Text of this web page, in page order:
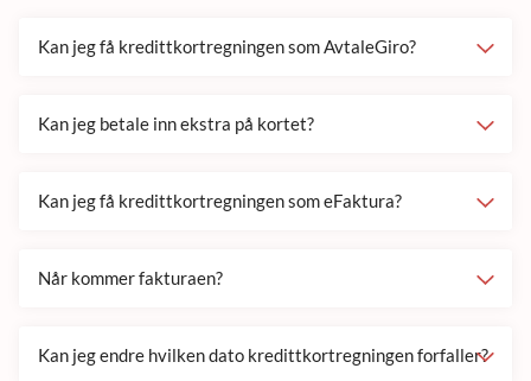
Kan jeg få kredittkortregningen som AvtaleGiro?
Kan jeg betale inn ekstra på kortet?
Kan jeg få kredittkortregningen som eFaktura?
Når kommer fakturaen?
Kan jeg endre hvilken dato kredittkortregningen forfaller?